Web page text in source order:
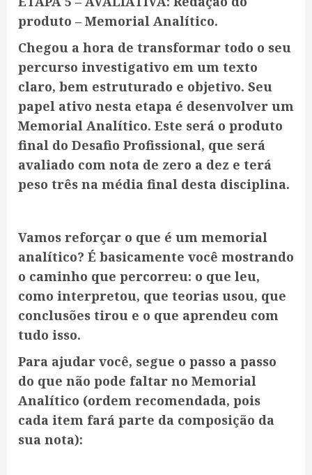
produto – Memorial Analítico.
Chegou a hora de transformar todo o seu
percurso investigativo em um texto
claro, bem estruturado e objetivo. Seu
papel ativo nesta etapa é desenvolver um
Memorial Analítico. Este será o produto
final do Desafio Profissional, que será
avaliado com nota de zero a dez e terá
peso três na média final desta disciplina.
Vamos reforçar o que é um memorial
analítico? É basicamente você mostrando
o caminho que percorreu: o que leu,
como interpretou, que teorias usou, que
conclusões tirou e o que aprendeu com
tudo isso.
Para ajudar você, segue o passo a passo
do que não pode faltar no Memorial
Analítico (ordem recomendada, pois
cada item fará parte da composição da
sua nota):